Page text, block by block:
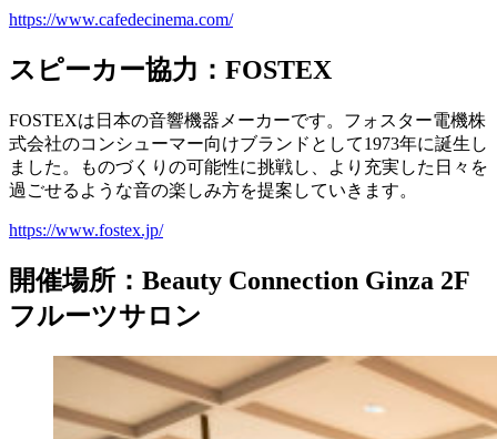
https://www.cafedecinema.com/
スピーカー協力：FOSTEX
FOSTEXは日本の音響機器メーカーです。フォスター電機株
式会社のコンシューマー向けブランドとして1973年に誕生し
ました。ものづくりの可能性に挑戦し、より充実した日々を
過ごせるような音の楽しみ方を提案していきます。
https://www.fostex.jp/
開催場所：Beauty Connection Ginza 2F
フルーツサロン